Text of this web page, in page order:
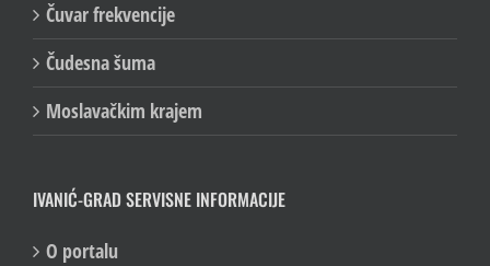
Čuvar frekvencije
Čudesna šuma
Moslavačkim krajem
IVANIĆ-GRAD SERVISNE INFORMACIJE
O portalu